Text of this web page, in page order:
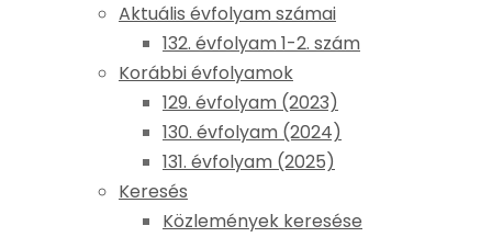
Aktuális évfolyam számai
132. évfolyam 1-2. szám
Korábbi évfolyamok
129. évfolyam (2023)
130. évfolyam (2024)
131. évfolyam (2025)
Keresés
Közlemények keresése